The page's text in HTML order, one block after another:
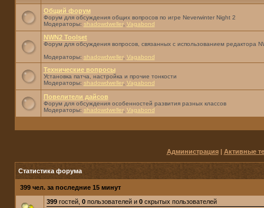
Общий форум
Форум для обсуждения общих вопросов по игре Neverwinter Night 2
Модераторы: shadowdweller, Vagabond
NWN2 Toolset
Форум для обсуждения вопросов, связанных с использованием редактора
Модераторы: shadowdweller, Vagabond
Технические вопросы
Установка патча, настройка и прочие тонкости
Модераторы: shadowdweller, Vagabond
Повелители дайсов
Форум для обсуждения особенностей развития разных классов
Модераторы: shadowdweller, Vagabond
Администрация| Активные
Статистика форума
399 чел. за последние 15 минут
399гостей, 0пользователей и 0скрытых пользователей